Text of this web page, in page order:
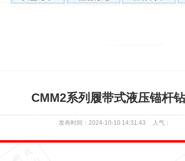
CMM2系列履带式液压锚杆
发布时间：2024-10-10 14:31:43 人气：